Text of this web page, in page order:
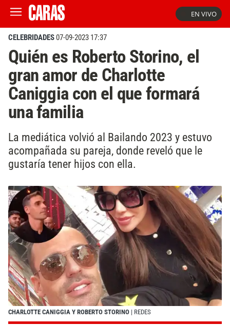
EN VIVO
CELEBRIDADES07-09-2023 17:37
Quién es Roberto Storino, el
gran amor de Charlotte
Caniggia con el que formará
una familia
La mediática volvió al Bailando 2023 y estuvo
acompañada su pareja, donde reveló que le
gustaría tener hijos con ella.
CHARLOTTE CANIGGIA Y ROBERTO STORINO | REDES